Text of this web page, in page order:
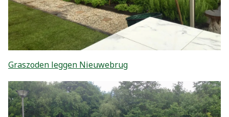
Graszoden leggen Nieuwebrug